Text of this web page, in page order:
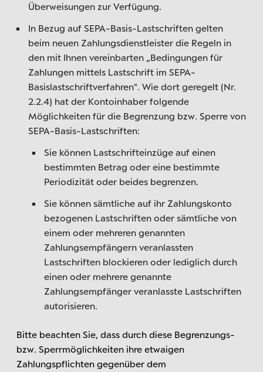
Überweisungen zur Verfügung.
In Bezug auf SEPA-Basis-Lastschriften gelten
beim neuen Zahlungsdienstleister die Regeln in
den mit Ihnen vereinbarten „Bedingungen für
Zahlungen mittels Lastschrift im SEPA-
Basislastschriftverfahren". Wie dort geregelt (Nr.
2.2.4) hat der Kontoinhaber folgende
Möglichkeiten für die Begrenzung bzw. Sperre von
SEPA-Basis-Lastschriften:
Sie können Lastschrifteinzüge auf einen
bestimmten Betrag oder eine bestimmte
Periodizität oder beides begrenzen.
Sie können sämtliche auf ihr Zahlungskonto
bezogenen Lastschriften oder sämtliche von
einem oder mehreren genannten
Zahlungsempfängern veranlassten
Lastschriften blockieren oder lediglich durch
einen oder mehrere genannte
Zahlungsempfänger veranlasste Lastschriften
autorisieren.
Bitte beachten Sie, dass durch diese Begrenzungs-
bzw. Sperrmöglichkeiten ihre etwaigen
Zahlungspflichten gegenüber dem